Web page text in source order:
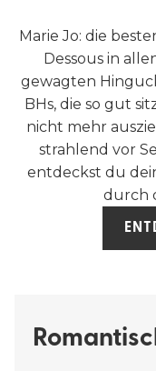
Marie Jo: die
Dessous in
gewagten
BHs, die so gut
nicht mehr
strahlend vor
entdeckst du
durch